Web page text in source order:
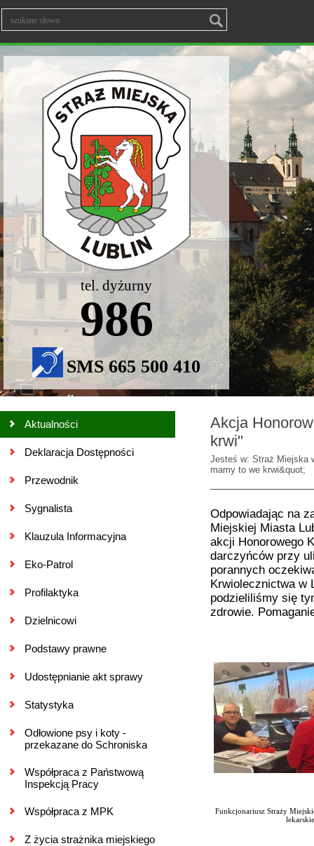
tel. dyżurny
986
SMS 665 500 410
Aktualności
Deklaracja Dostępności
Przewodnik
Sygnalista
Klauzula Informacyjna
Eko-Patrol
Profilaktyka
Dzielnicowi
Podstawy prawne
Udostępnianie akt sprawy
Statystyka
Odłowione psy i koty -
przekazane do Schroniska
Współpraca z Państwową
Inspekcją Pracy
Współpraca z MPK
Z życia strażnika miejskiego
Akcja
krwi"
Jesteś w: Straż Miejska
mamy to we krwi&quot;
Odpowiadając na
Miejskiej Miasta
akcji Honorowego
darczyńców przy
porannych
Krwiolecznictwa w
podzieliliśmy się
zdrowie.
Funkcjonariusz Straży